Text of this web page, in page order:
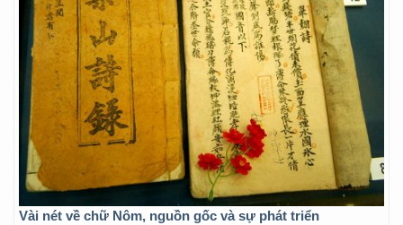
Vài nét về chữ Nôm, nguồn gốc và sự phát triển